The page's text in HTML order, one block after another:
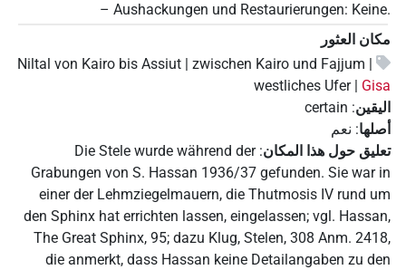
– Aushackungen und Restaurierungen: Keine.
مكان العثور
Niltal von Kairo bis Assiut | zwischen Kairo und Fajjum |
westliches Ufer | Gisa
اليقين:
certain
أصلها: نعم
تعليق حول هذا المكان:
Die Stele wurde während der
Grabungen von S. Hassan 1936/37 gefunden. Sie war in
einer der Lehmziegelmauern, die Thutmosis IV rund um
den Sphinx hat errichten lassen, eingelassen; vgl. Hassan,
The Great Sphinx, 95; dazu Klug, Stelen, 308 Anm. 2418,
die anmerkt, dass Hassan keine Detailangaben zu den